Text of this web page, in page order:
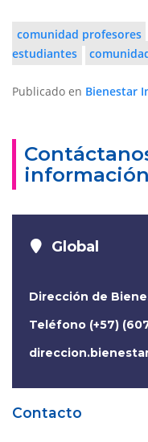
comunidad profesores
estudiantes
Publicado en Bienestar
información
Global
Dirección de
Teléfono (+57)
Contacto